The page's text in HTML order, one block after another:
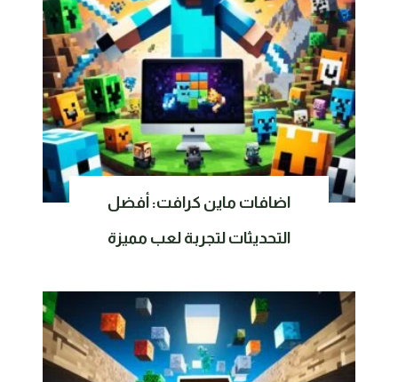
اضافات ماين كرافت: أفضل
التحديثات لتجربة لعب مميزة